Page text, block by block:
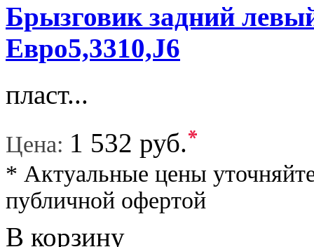
Брызговик задний
Евро5,3310,J6
пласт...
Цена: 1 532 руб.*
* Актуальные цены
публичной офертой
В корзину